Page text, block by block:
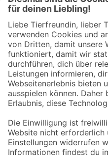
© 2026 Fressnapf Tiernahrungs GmbH
Impressum
Cookies
AGB
Entdecke Fressnapf
Tierversicherung
GPS-Tracker
Online-Shop